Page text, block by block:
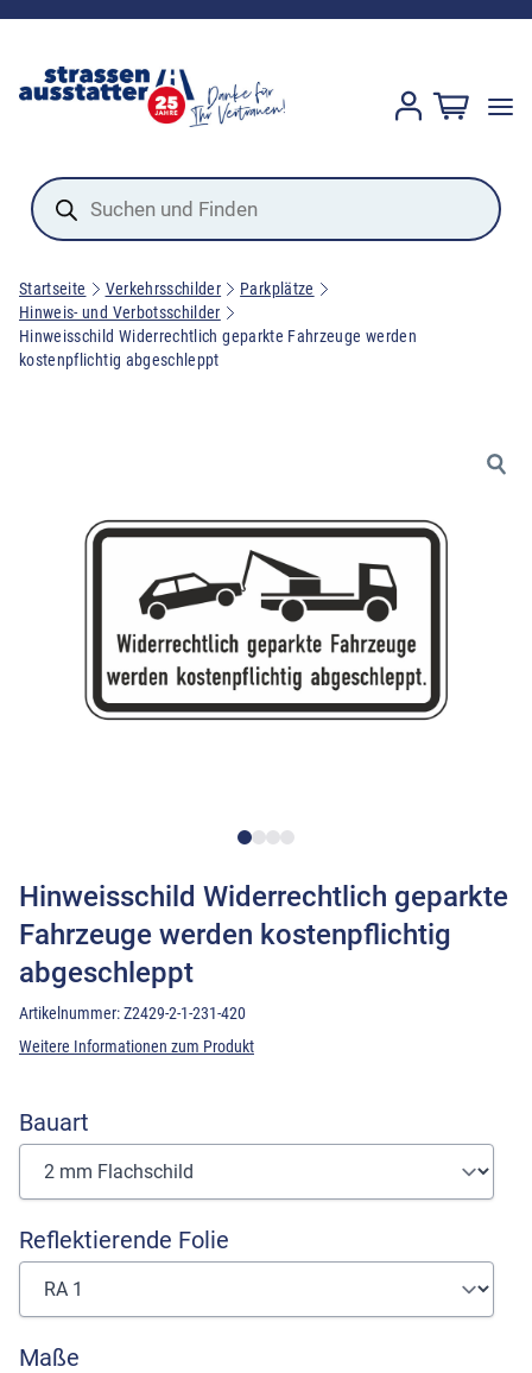
Products
search
Startseite Verkehrsschilder
Parkplätze
Hinweis- und Verbotsschilder
Hinweisschild Widerrechtlich geparkte Fahrzeuge werden
kostenpflichtig abgeschleppt
Hinweisschild Widerrechtlich geparkte
Fahrzeuge werden kostenpflichtig
abgeschleppt
Artikelnummer:Z2429-2-1-231-420
Weitere Informationen zum Produkt
Bauart
Reflektierende Folie
Maße